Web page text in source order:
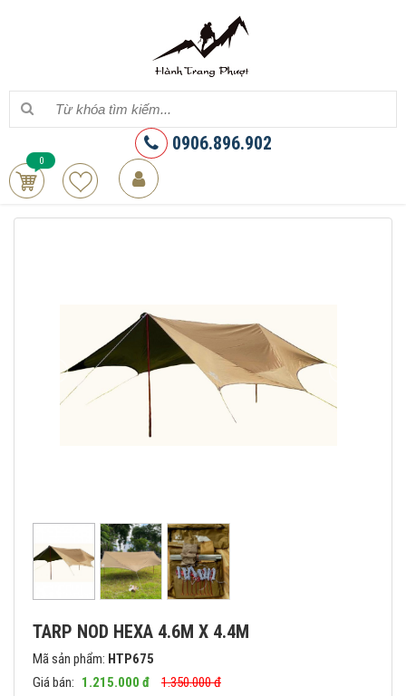
0906.896.902
0
TARP NOD HEXA 4.6M X 4.4M
Mã sản phẩm: HTP675
Giá bán: 1.215.000 đ
1.350.000 đ